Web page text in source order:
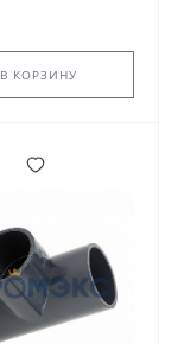
В КОРЗИНУ